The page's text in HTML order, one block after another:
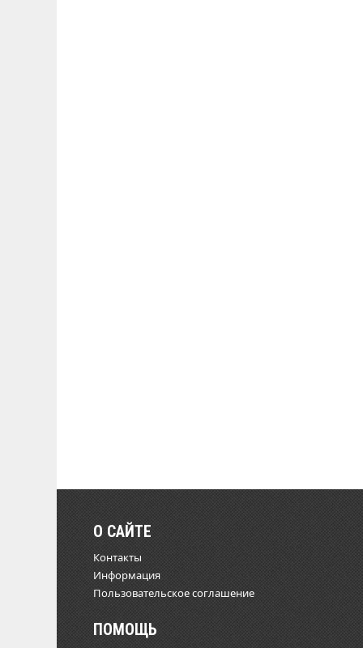
О САЙТЕ
Контакты
Информация
Пользовательское соглашение
ПОМОЩЬ